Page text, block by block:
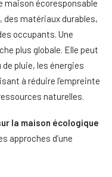
maison écoresponsable
matériaux durables,
occupants. Une
plus globale. Elle peut
de pluie, les énergies
à réduire l’empreinte
naturelles.
la maison écologique
approches d’une